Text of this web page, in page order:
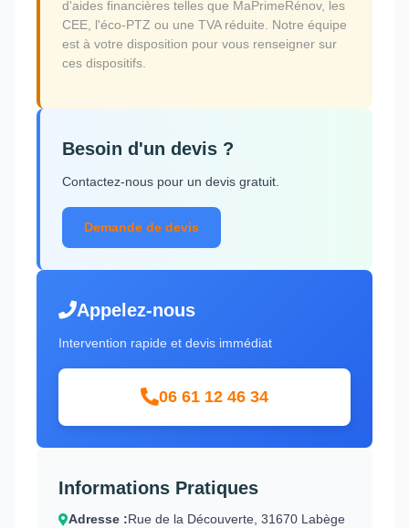
d'aides financières telles que MaPrimeRénov, les
CEE, l'éco-PTZ ou une TVA réduite. Notre équipe
est à votre disposition pour vous renseigner sur
ces dispositifs.
Besoin d'un devis ?
Contactez-nous pour un devis gratuit.
Demande de devis
Appelez-nous
Intervention rapide et devis immédiat
06 61 12 46 34
Informations Pratiques
Adresse :Rue de la Découverte, 31670 Labège